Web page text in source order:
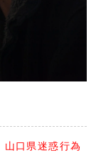
山口県迷惑行為